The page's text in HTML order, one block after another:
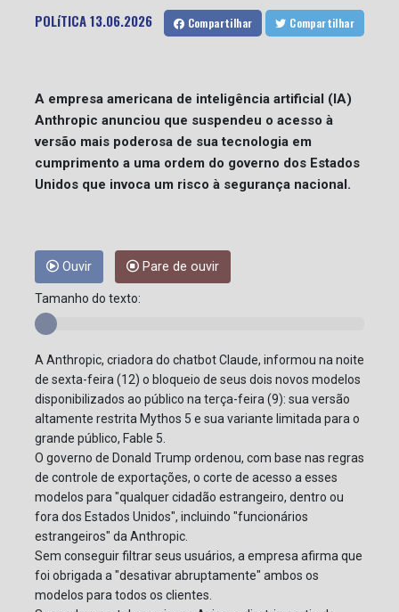
POLíTICA13.06.2026 Compartilhar Compartilhar
A empresa americana de inteligência artificial (IA)
Anthropic anunciou que suspendeu o acesso à
versão mais poderosa de sua tecnologia em
cumprimento a uma ordem do governo dos Estados
Unidos que invoca um risco à segurança nacional.
Ouvir Pare de ouvir
Tamanho do texto:
A Anthropic, criadora do chatbot Claude, informou na noite
de sexta-feira (12) o bloqueio de seus dois novos modelos
disponibilizados ao público na terça-feira (9): sua versão
altamente restrita Mythos 5 e sua variante limitada para o
grande público, Fable 5.
O governo de Donald Trump ordenou, com base nas regras
de controle de exportações, o corte de acesso a esses
modelos para "qualquer cidadão estrangeiro, dentro ou
fora dos Estados Unidos", incluindo "funcionários
estrangeiros" da Anthropic.
Sem conseguir filtrar seus usuários, a empresa afirma que
foi obrigada a "desativar abruptamente" ambos os
modelos para todos os clientes.